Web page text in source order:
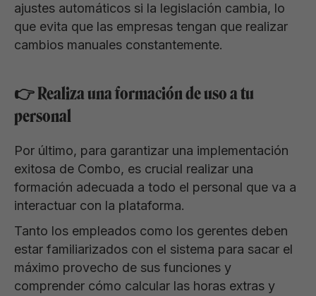
ajustes automáticos si la legislación cambia, lo
que evita que las empresas tengan que realizar
cambios manuales constantemente.
👉 Realiza una formación de uso a tu
personal
Por último, para garantizar una implementación
exitosa de Combo, es crucial realizar una
formación adecuada a todo el personal que va a
interactuar con la plataforma.
Tanto los empleados como los gerentes deben
estar familiarizados con el sistema para sacar el
máximo provecho de sus funciones y
comprender cómo calcular las horas extras y